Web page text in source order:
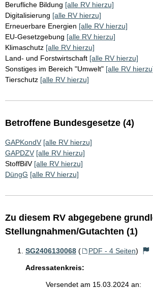
Berufliche Bildung [alle RV hierzu]
Digitalisierung [alle RV hierzu]
Erneuerbare Energien [alle RV hierzu]
EU-Gesetzgebung [alle RV hierzu]
Klimaschutz [alle RV hierzu]
Land- und Forstwirtschaft [alle RV hierzu]
Sonstiges im Bereich "Umwelt" [alle RV
Tierschutz [alle RV hierzu]
Betroffene Bundesgesetze (4)
GAPKondV [alle RV hierzu]
GAPDZV [alle RV hierzu]
StoffBilV [alle RV hierzu]
DüngG [alle RV hierzu]
Zu diesem RV abgegebene
Stellungnahmen/Gutachten (1)
SG2406130068 ( PDF - 4 Seiten)
Adressatenkreis:
Versendet am 15.03.2024 an: